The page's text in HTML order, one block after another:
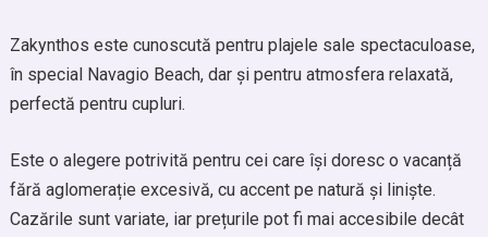
Zakynthos este cunoscută pentru plajele sale spectaculoase,
în special Navagio Beach, dar și pentru atmosfera relaxată,
perfectă pentru cupluri.
Este o alegere potrivită pentru cei care își doresc o vacanță
fără aglomerație excesivă, cu accent pe natură și liniște.
Cazările sunt variate, iar prețurile pot fi mai accesibile decât